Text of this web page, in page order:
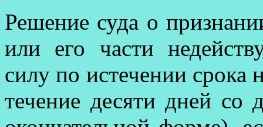
Решение суда о
или его части
силу по истечении срока
течение десяти дней со